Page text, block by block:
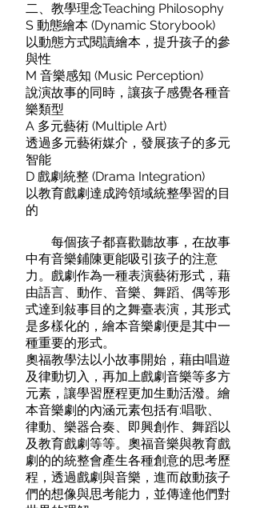
二、教學理念Teaching Philosophy
S 動態繪本 (Dynamic Storybook)
以動態方式閱讀繪本，提升孩子的參
與性
M 音樂感知 (Music Perception)
說演故事的同時，讓孩子感覺各種音
樂類型
A 多元藝術 (Multiple Art)
透過多元藝術媒介，發展孩子的多元
智能
D 戲劇統整 (Drama Integration)
以教育戲劇達成跨領域統整學習的目
的
每個孩子都喜歡聽故事，在故事
中有音樂鋪陳更能吸引孩子的注意
力。戲劇作為一種表演藝術形式，藉
由語言、動作、音樂、舞蹈、偶等形
式達到敍事目的之舞臺表演，其形式
是多樣化的，繪本音樂劇便是其中一
種重要的形式。
奧福教學法以小故事開始，藉由唱遊
及律動切入，再加上戲劇音樂等多方
元素，讓學習歷程更加生動活潑。繪
本音樂劇的內涵元素包括有:唱歌、
律動、樂器合奏、即興創作、舞蹈以
及教育戲劇等等。奧福音樂與教育戲
劇的的統整會產生各種創意的思考歷
程，透過戲劇與音樂，進而啟動孩子
們的想像與思考能力，並傳達他們對